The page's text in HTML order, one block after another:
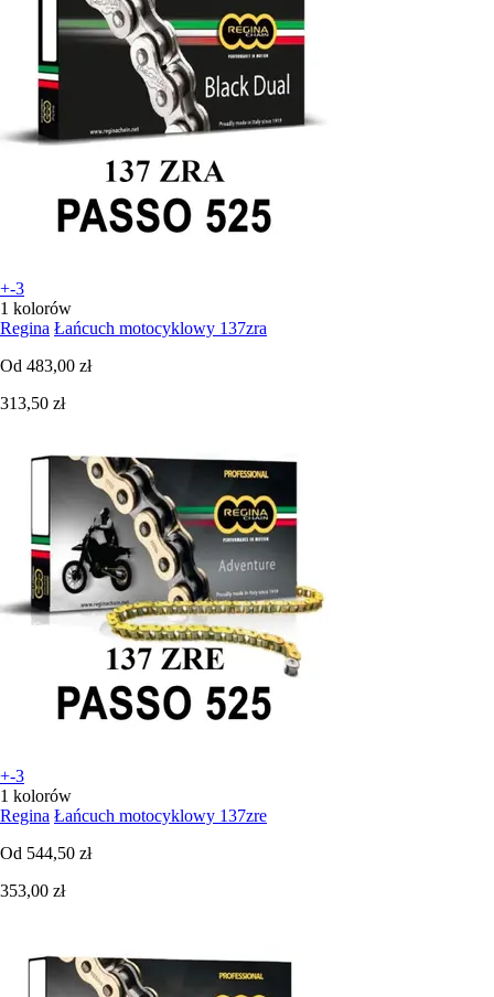
+-3
1 kolorów
Regina Łańcuch motocyklowy 137zra
Od 483,00 zł
313,50 zł
+-3
1 kolorów
Regina Łańcuch motocyklowy 137zre
Od 544,50 zł
353,00 zł